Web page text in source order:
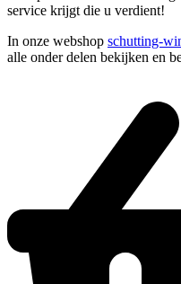
service krijgt die u verdient!
In onze webshop schutting-
alle onder delen bekijken en